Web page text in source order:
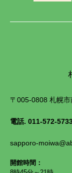
〒005-0808 札幌
電話. 011-572-
sapporo-
開館時間：